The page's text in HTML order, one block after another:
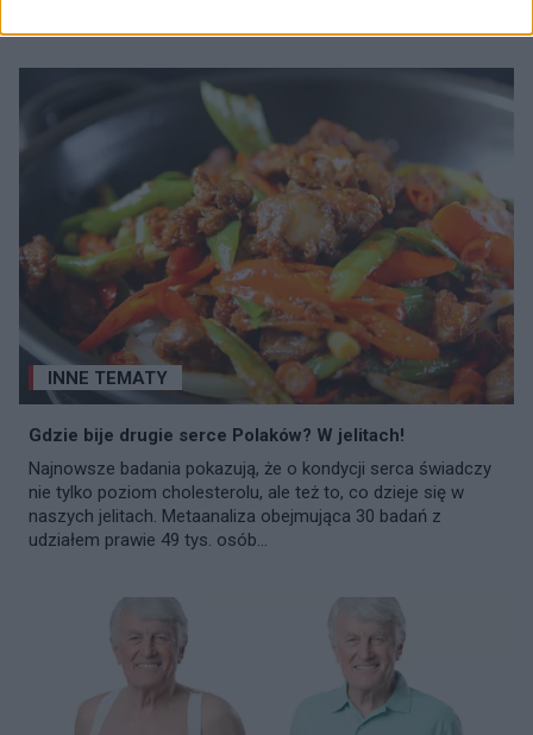
INNE TEMATY
Gdzie bije drugie serce Polaków? W jelitach!
Najnowsze badania pokazują, że o kondycji serca świadczy
nie tylko poziom cholesterolu, ale też to, co dzieje się w
naszych jelitach. Metaanaliza obejmująca 30 badań z
udziałem prawie 49 tys. osób...